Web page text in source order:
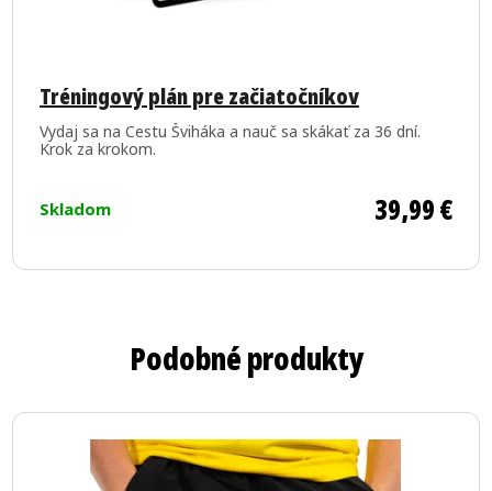
Tréningový plán pre začiatočníkov
Vydaj sa na Cestu Šviháka a nauč sa skákať za 36 dní.
Krok za krokom.
hodnotenie
produktu
je
z
Skladom 39,99 €
Podobné produkty